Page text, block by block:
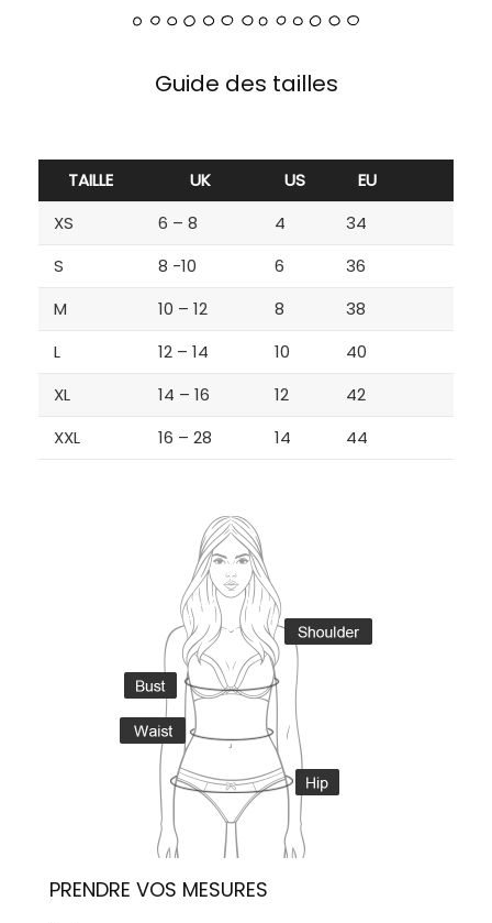
Guide des tailles
TAILLE UK US
EU
XS
6 – 8 4
34
S
8 -10 6
36
M
10 – 12 8
38
L
12 – 14 10
40
XL
14 – 16 12
42
XXL
16 – 28 14 44
PRENDRE VOS MESURES